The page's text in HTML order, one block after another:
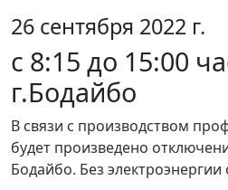
26 сентября 2022 г.
с 8:15 до 15:00
г.Бодайбо
В связи с производством
будет произведено
Бодайбо. Без электроэнергии